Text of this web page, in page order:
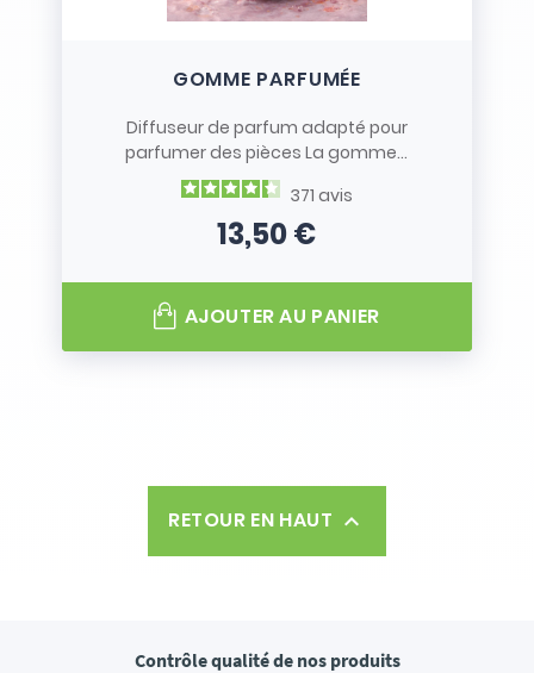
GOMME PARFUMÉE
Diffuseur de parfum adapté pour
parfumer des pièces La gomme...
371 avis
Prix
13,50 €
AJOUTER AU PANIER
RETOUR EN HAUT 
Contrôle qualitéde nos produits